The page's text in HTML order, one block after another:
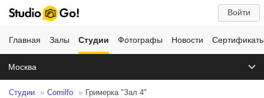
Войти
Главная Залы Студии Фотографы Новости
Москва
Студии Comilfo Гримерка "Зал 4"